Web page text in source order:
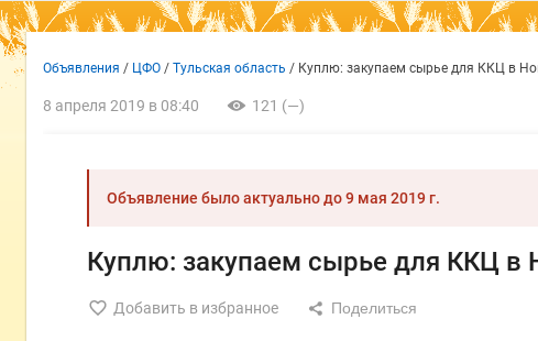
Все объявления
Мои объявления
О каталоге компаний
Каталог компаний
Моя компания
Все темы
Избранные
Все
Объявление: Куплю: закупаем
Информация о объявлении
Навигация и управление объявлением
Объявления ЦФО Тульская область Куплю: закупаем сырье для ККЦ в
8 апреля 2019 в 08:40 121 (—)
Объявление было актуально до9 мая 2019 г.
Куплю: закупаем сырье для ККЦ в
Добавить в избранное